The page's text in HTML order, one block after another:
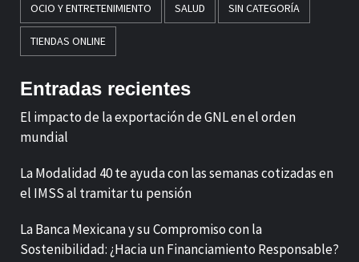
OCIO Y ENTRETENIMIENTO SALUD SIN CATEGORÍA
TIENDAS ONLINE
Entradas recientes
El impacto de la exportación de GNL en el orden
mundial
La Modalidad 40 te ayuda con las semanas cotizadas en
el IMSS al tramitar tu pensión
La Banca Mexicana y su Compromiso con la
Sostenibilidad: ¿Hacia un Financiamiento Responsable?